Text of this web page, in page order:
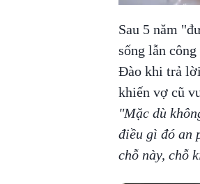
Sau 5 năm
sống lẫn
Đào khi trả lời
khiến vợ cũ
"Mặc dù
điều gì đó an
chỗ này, chỗ